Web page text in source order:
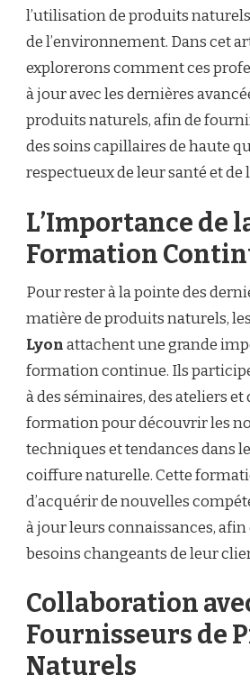
l’utilisation de produits
de l’environnement. Dans cet
explorerons comment ces
à jour avec les dernières
produits naturels, afin de
des soins capillaires de haute
respectueux de leur santé et de
L’Importance de
Formation
Pour rester à la pointe des
matière de produits naturels, les
Lyonattachent une grande
formation continue. Ils
à des séminaires, des ateliers et
formation pour découvrir les
techniques et tendances dans
coiffure naturelle. Cette
d’acquérir de nouvelles
à jour leurs connaissances,
besoins changeants de leur
Collaboration
Fournisseurs de
Naturels